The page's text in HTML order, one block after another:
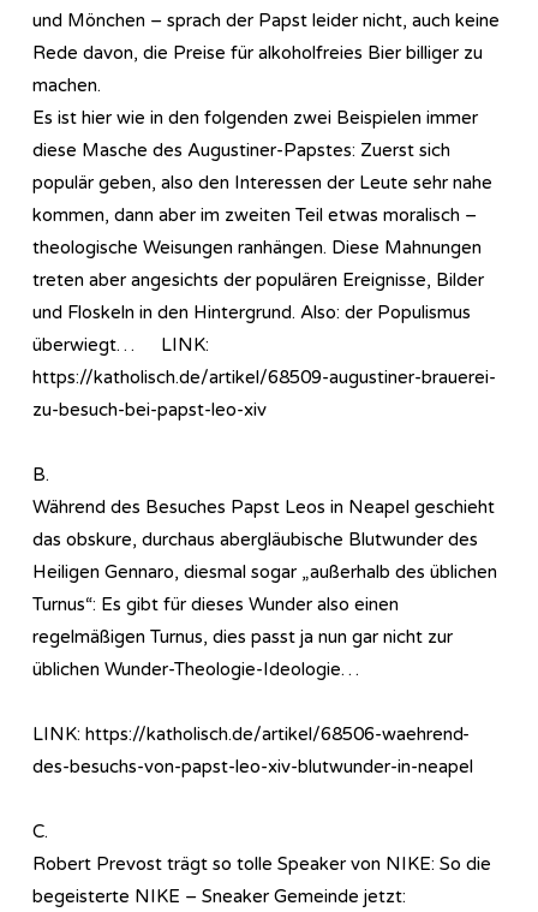
und Mönchen – sprach der Papst leider nicht, auch keine
Rede davon, die Preise für alkoholfreies Bier billiger zu
machen.
Es ist hier wie in den folgenden zwei Beispielen immer
diese Masche des Augustiner-Papstes: Zuerst sich
populär geben, also den Interessen der Leute sehr nahe
kommen, dann aber im zweiten Teil etwas moralisch –
theologische Weisungen ranhängen. Diese Mahnungen
treten aber angesichts der populären Ereignisse, Bilder
und Floskeln in den Hintergrund. Also: der Populismus
überwiegt… LINK:
https://katholisch.de/artikel/68509-augustiner-brauerei-
zu-besuch-bei-papst-leo-xiv
B.
Während des Besuches Papst Leos in Neapel geschieht
das obskure, durchaus abergläubische Blutwunder des
Heiligen Gennaro, diesmal sogar „außerhalb des üblichen
Turnus“: Es gibt für dieses Wunder also einen
regelmäßigen Turnus, dies passt ja nun gar nicht zur
üblichen Wunder-Theologie-Ideologie…
LINK: https://katholisch.de/artikel/68506-waehrend-
des-besuchs-von-papst-leo-xiv-blutwunder-in-neapel
C.
Robert Prevost trägt so tolle Speaker von NIKE: So die
begeisterte NIKE – Sneaker Gemeinde jetzt: